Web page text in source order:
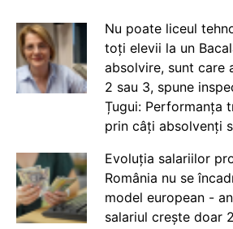
Nu poate liceul
toți elevii la un
absolvire, sunt care
2 sau 3, spune
Țugui: Performanța
prin câți absolvenți
Evoluția salariilor
România nu se
model european -
salariul crește doar